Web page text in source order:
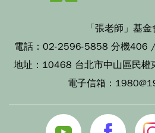
「張老師」基
電話： 02-2596-5858 分機406
地址： 10468 台北市中山區民
電子信箱：